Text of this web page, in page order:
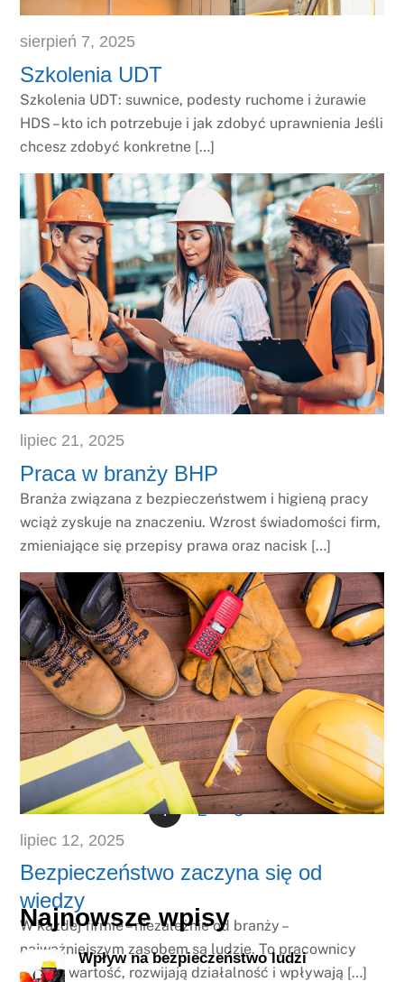
sierpień 7, 2025
Szkolenia UDT
Szkolenia UDT: suwnice, podesty ruchome i żurawie
HDS – kto ich potrzebuje i jak zdobyć uprawnienia Jeśli
chcesz zdobyć konkretne […]
lipiec 21, 2025
Praca w branży BHP
Branża związana z bezpieczeństwem i higieną pracy
wciąż zyskuje na znaczeniu. Wzrost świadomości firm,
zmieniające się przepisy prawa oraz nacisk […]
lipiec 12, 2025
Bezpieczeństwo zaczyna się od
wiedzy
W każdej firmie – niezależnie od branży –
najważniejszym zasobem są ludzie. To pracownicy
tworzą wartość, rozwijają działalność i wpływają […]
1 2 3
Najnowsze wpisy
Wpływ na bezpieczeństwo ludzi